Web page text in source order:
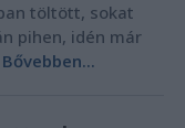
töltött, sokat
pihen, idén már
Bővebben...